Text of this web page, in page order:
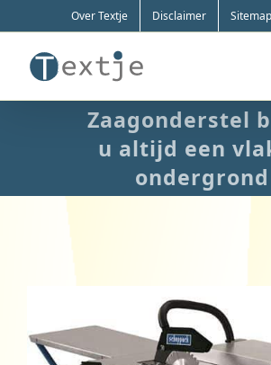
Over Textje Disclaimer Sitemap
Zaagonderstel
u altijd een
ondergrond
afbeelding